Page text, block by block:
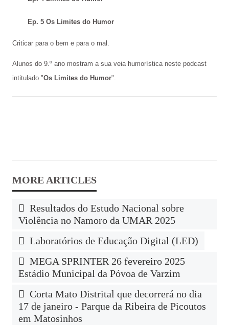
Ep. 5 Os Limites do Humor
Criticar para o bem e para o mal.
Alunos do 9.º ano mostram a sua veia humorística neste podcast
intitulado "Os Limites do Humor".
Resultados do Estudo Nacional sobre
Violência no Namoro da UMAR 2025
Laboratórios de Educação Digital (LED)
MEGA SPRINTER 26 fevereiro 2025
Estádio Municipal da Póvoa de Varzim
Corta Mato Distrital que decorrerá no dia
17 de janeiro - Parque da Ribeira de Picoutos
em Matosinhos